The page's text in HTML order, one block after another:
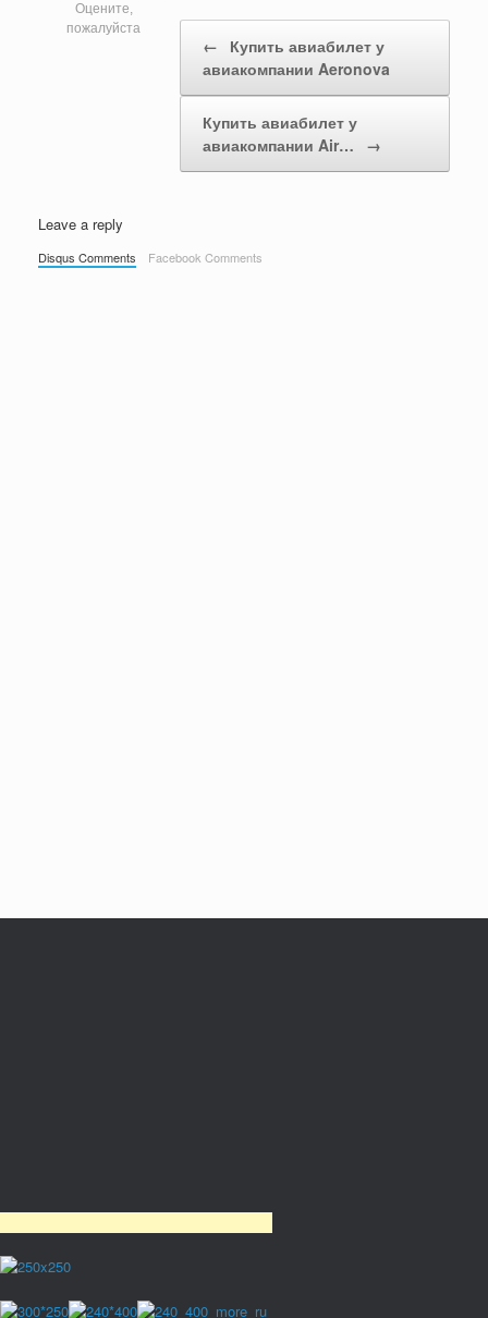
Оцените,
пожалуйста
Post navigation
←
Купить авиабилет у
авиакомпании Aeronova
Купить авиабилет у
авиакомпании Air…
→
Leave a reply
Disqus Comments Facebook Comments